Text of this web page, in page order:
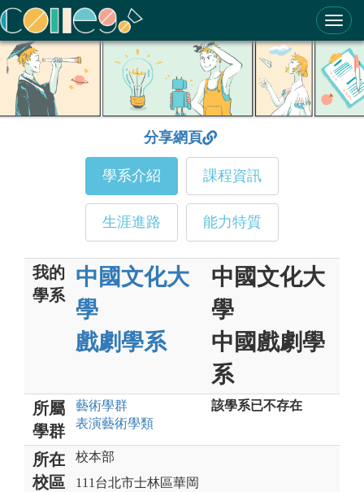
ColleGo! 大學選才與高中育才輔助系統
分享網頁
學系介紹 課程資訊
生涯進路 能力特質
我的
學系
中國文化大
學
戲劇學系
中國文化大
學
中國戲劇學
系
所屬
學群
藝術學群
表演藝術學類
該學系已不存在
所在
校區
校本部
111台北市士林區華岡